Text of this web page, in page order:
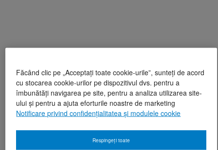
Făcând clic pe „Acceptați toate cookie-urile”, sunteți de acord
cu stocarea cookie-urilor pe dispozitivul dvs. pentru a
îmbunătăți navigarea pe site, pentru a analiza utilizarea site-
ului și pentru a ajuta eforturile noastre de marketing
Notificare privind confidențialitatea și modulele cookie
Respingeți toate